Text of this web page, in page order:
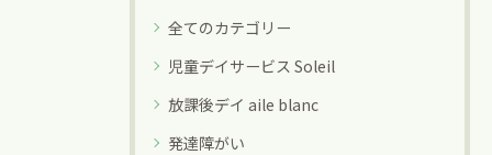
全てのカテゴリー
児童デイサービス Soleil
放課後デイ aile blanc
発達障がい